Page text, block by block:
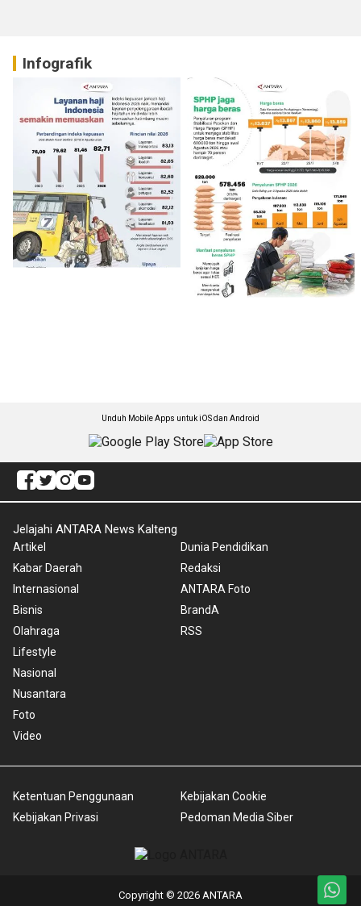
Infografik
Unduh Mobile Apps untuk iOS dan Android
Jelajahi ANTARA News Kalteng
Artikel
Kabar Daerah
Internasional
Bisnis
Olahraga
Lifestyle
Nasional
Nusantara
Foto
Video
Dunia Pendidikan
Redaksi
ANTARA Foto
BrandA
RSS
Ketentuan Penggunaan
Kebijakan Privasi
Kebijakan Cookie
Pedoman Media Siber
Copyright © 2026 ANTARA